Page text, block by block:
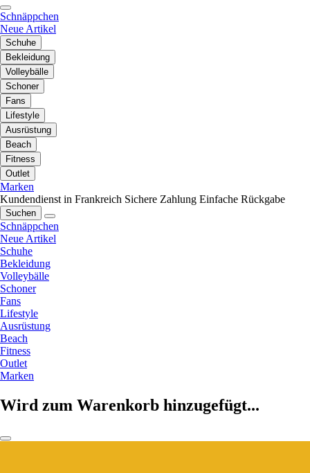
Schnäppchen
Neue Artikel
Schuhe
Bekleidung
Volleybälle
Schoner
Fans
Lifestyle
Ausrüstung
Beach
Fitness
Outlet
Marken
Kundendienst in Frankreich Sichere Zahlung Einfache Rückgabe
Suchen
Schnäppchen
Neue Artikel
Schuhe
Bekleidung
Volleybälle
Schoner
Fans
Lifestyle
Ausrüstung
Beach
Fitness
Outlet
Marken
Wird zum Warenkorb hinzugefügt...